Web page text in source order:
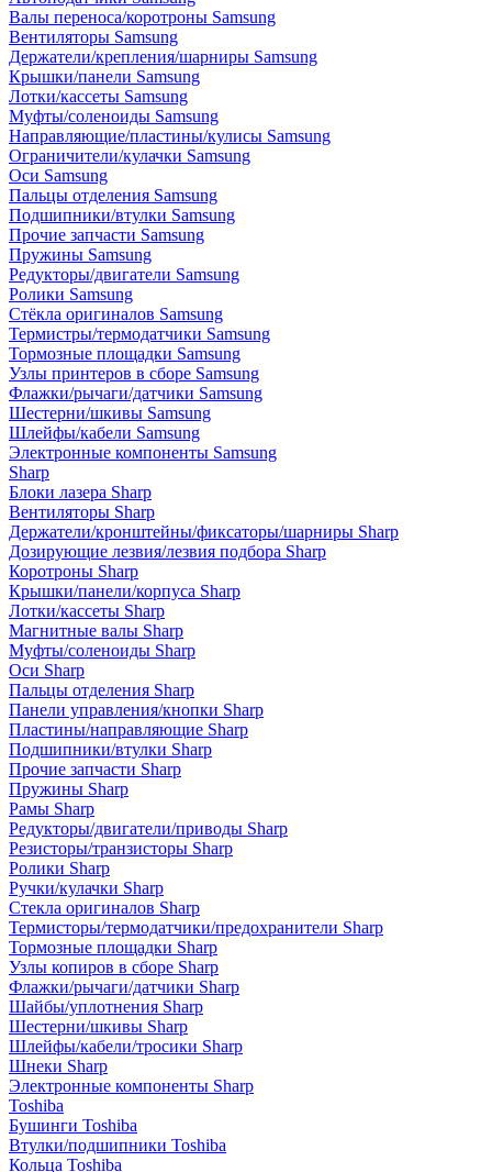
Валы переноса/коротроны Samsung
Вентиляторы Samsung
Держатели/крепления/шарниры Samsung
Крышки/панели Samsung
Лотки/кассеты Samsung
Муфты/соленоиды Samsung
Направляющие/пластины/кулисы Samsung
Ограничители/кулачки Samsung
Оси Samsung
Пальцы отделения Samsung
Подшипники/втулки Samsung
Прочие запчасти Samsung
Пружины Samsung
Редукторы/двигатели Samsung
Ролики Samsung
Стёкла оригиналов Samsung
Термистры/термодатчики Samsung
Тормозные площадки Samsung
Узлы принтеров в сборе Samsung
Флажки/рычаги/датчики Samsung
Шестерни/шкивы Samsung
Шлейфы/кабели Samsung
Электронные компоненты Samsung
Sharp
Блоки лазера Sharp
Вентиляторы Sharp
Держатели/кронштейны/фиксаторы/шарниры Sharp
Дозирующие лезвия/лезвия подбора Sharp
Коротроны Sharp
Крышки/панели/корпуса Sharp
Лотки/кассеты Sharp
Магнитные валы Sharp
Муфты/соленоиды Sharp
Оси Sharp
Пальцы отделения Sharp
Панели управления/кнопки Sharp
Пластины/направляющие Sharp
Подшипники/втулки Sharp
Прочие запчасти Sharp
Пружины Sharp
Рамы Sharp
Редукторы/двигатели/приводы Sharp
Резисторы/транзисторы Sharp
Ролики Sharp
Ручки/кулачки Sharp
Стекла оригиналов Sharp
Термисторы/термодатчики/предохранители Sharp
Тормозные площадки Sharp
Узлы копиров в сборе Sharp
Флажки/рычаги/датчики Sharp
Шайбы/уплотнения Sharp
Шестерни/шкивы Sharp
Шлейфы/кабели/тросики Sharp
Шнеки Sharp
Электронные компоненты Sharp
Toshiba
Бушинги Toshiba
Втулки/подшипники Toshiba
Кольца Toshiba